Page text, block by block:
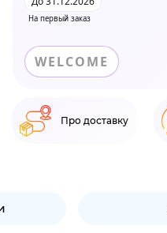
На первый заказ
WELCOME
Про доставку